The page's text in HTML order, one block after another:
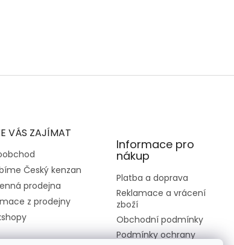
VÁS ZAJÍMAT
Český kenzan
prodejna
z prodejny
Informace pro
nákup
Platba a doprava
Reklamace a vrácení
zboží
Obchodní podmínky
Podmínky ochrany